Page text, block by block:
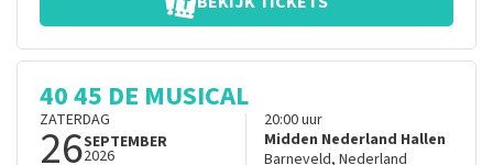
40 45 DE MUSICAL
ZATERDAG
26SEPTEMBER
2026
20:00uur
Midden Nederland Hallen
Barneveld, Nederland